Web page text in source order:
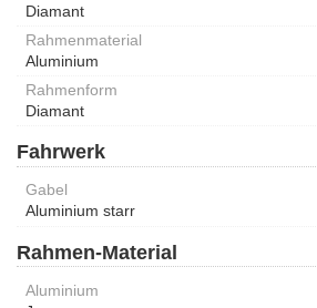
Diamant
Rahmenmaterial
Aluminium
Rahmenform
Diamant
Fahrwerk
Gabel
Aluminium starr
Rahmen-Material
Aluminium